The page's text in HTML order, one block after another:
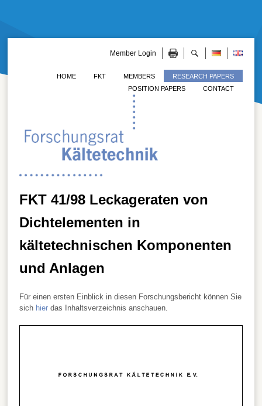
Member Login
HOME FKT MEMBERS
RESEARCH PAPERS
POSITION PAPERS
CONTACT
FKT 41/98 Leckageraten von
Dichtelementen in
kältetechnischen Komponenten
und Anlagen
Für einen ersten Einblick in diesen Forschungsbericht können Sie
sich hier das Inhaltsverzeichnis anschauen.